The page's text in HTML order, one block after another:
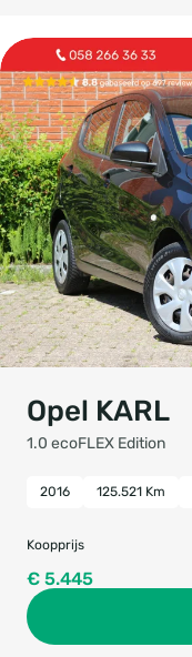
Opel KARL
1.0 ecoFLEX Edition
2016 125.521 Km
Koopprijs
€ 5.445